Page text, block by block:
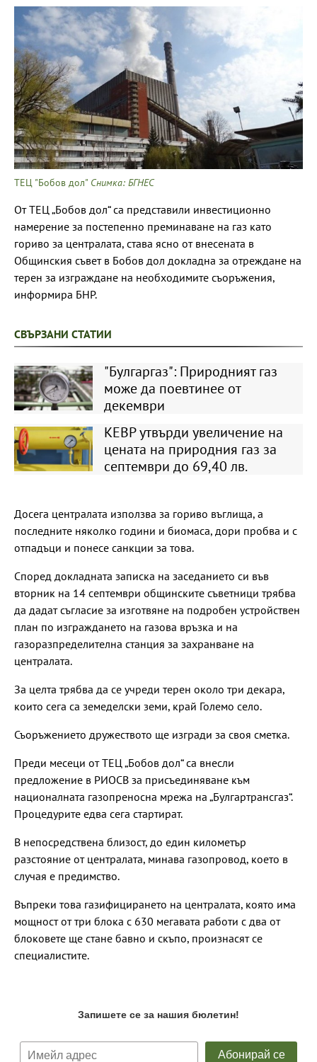
ТЕЦ "Бобов дол" Снимка: БГНЕС
От ТЕЦ „Бобов дол“ са представили инвестиционно
намерение за постепенно преминаване на газ като
гориво за централата, става ясно от внесената в
Общинския съвет в Бобов дол докладна за отреждане на
терен за изграждане на необходимите съоръжения,
информира БНР.
СВЪРЗАНИ СТАТИИ
"Булгаргаз": Природният газ
може да поевтинее от
декември
КЕВР утвърди увеличение на
цената на природния газ за
септември до 69,40 лв.
Досега централата използва за гориво въглища, а
последните няколко години и биомаса, дори пробва и с
отпадъци и понесе санкции за това.
Според докладната записка на заседанието си във
вторник на 14 септември общинските съветници трябва
да дадат съгласие за изготвяне на подробен устройствен
план по изграждането на газова връзка и на
газоразпределителна станция за захранване на
централата.
За целта трябва да се учреди терен около три декара,
които сега са земеделски земи, край Големо село.
Съоръжението дружеството ще изгради за своя сметка.
Преди месеци от ТЕЦ „Бобов дол“ са внесли
предложение в РИОСВ за присъединяване към
националната газопреносна мрежа на „Булгартрансгаз“.
Процедурите едва сега стартират.
В непосредствена близост, до един километър
разстояние от централата, минава газопровод, което в
случая е предимство.
Въпреки това газифицирането на централата, която има
мощност от три блока с 630 мегавата работи с два от
блоковете ще стане бавно и скъпо, произнасят се
специалистите.